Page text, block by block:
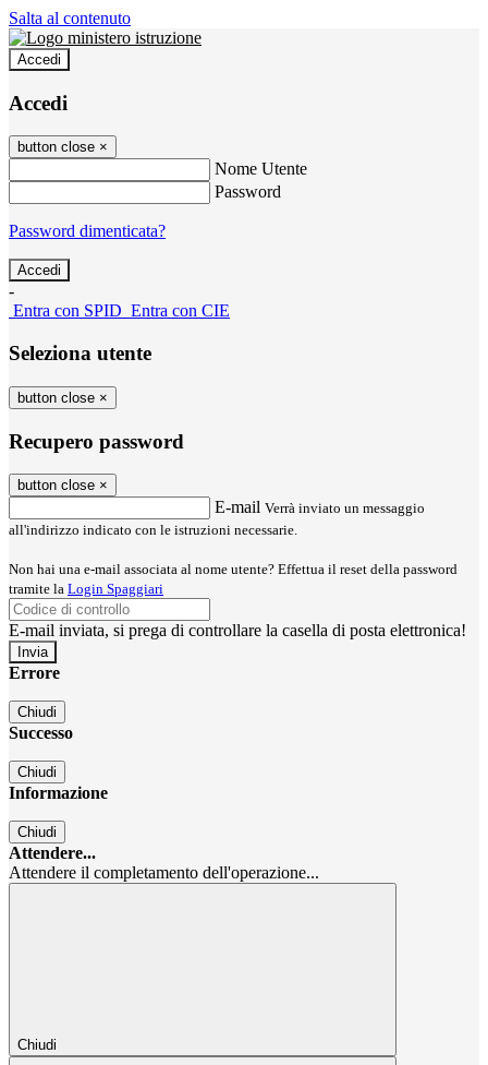
Salta al contenuto
Accedi
Accedi
button close ×
Nome Utente
Password
Password dimenticata?
-
Entra con SPID Entra con CIE
Seleziona utente
button close ×
Recupero password
button close ×
E-mail Verrà inviato un messaggio
all'indirizzo indicato con le istruzioni necessarie.
Non hai una e-mail associata al nome utente? Effettua il reset della password
tramite la Login Spaggiari
E-mail inviata, si prega di controllare la casella di posta elettronica!
Errore
Chiudi
Successo
Chiudi
Informazione
Chiudi
Attendere...
Attendere il completamento dell'operazione...
Chiudi